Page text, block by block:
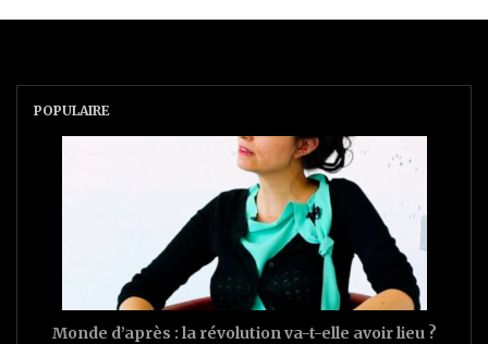
POPULAIRE
Monde d’après : la révolution va-t-elle avoir lieu ?